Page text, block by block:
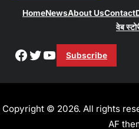
HomeNewsAbout UsContact
वेब
Facebook
Twitter
YouTube
Subscribe
Copyright © 2026. All rights
AF